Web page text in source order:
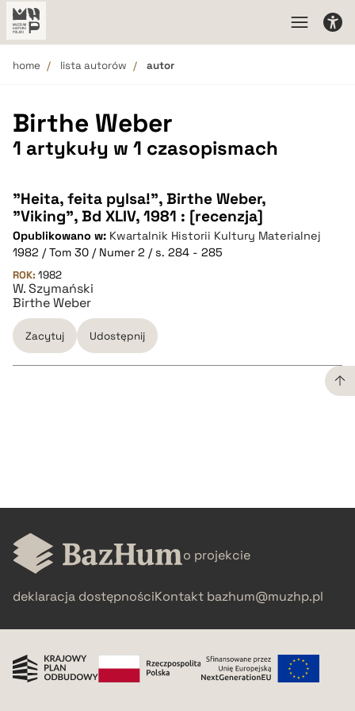
home lista autorów autor
Birthe Weber
1 artykuły w 1 czasopismach
"Heita, feita pylsa!", Birthe Weber,
"Viking", Bd XLIV, 1981 : [recenzja]
Opublikowano w: Kwartalnik Historii Kultury Materialnej
1982 / Tom 30 / Numer 2 / s. 284 - 285
ROK: 1982
W. Szymański
Birthe Weber
Zacytuj Udostępnij
BIBTEX
pobierz cytat o projekcie
deklaracja dostępnościKontakt bazhum@muzhp.pl